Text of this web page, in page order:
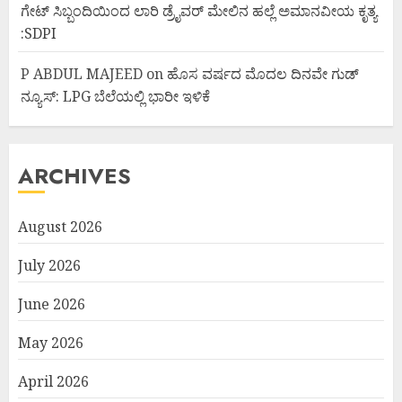
ಗೇಟ್ ಸಿಬ್ಬಂದಿಯಿಂದ ಲಾರಿ ಡ್ರೈವರ್ ಮೇಲಿನ ಹಲ್ಲೆ ಅಮಾನವೀಯ ಕೃತ್ಯ
:SDPI
P ABDUL MAJEED on ಹೊಸ ವರ್ಷದ ಮೊದಲ ದಿನವೇ ಗುಡ್
ನ್ಯೂಸ್: LPG ಬೆಲೆಯಲ್ಲಿ ಭಾರೀ ಇಳಿಕೆ
ARCHIVES
August 2026
July 2026
June 2026
May 2026
April 2026